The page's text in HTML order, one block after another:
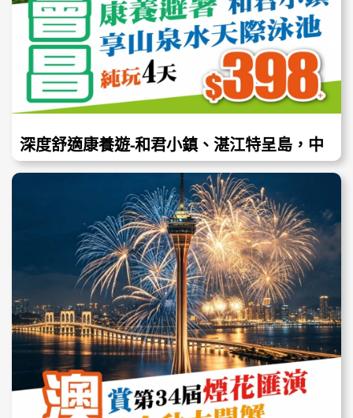
深度舒適康養遊-和君小鎮、湛江特呈島，中
秋呈獻送金九月餅